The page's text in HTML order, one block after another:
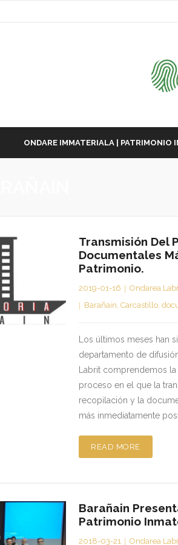
ONDARE IMMATERIALA | PATRIMONIO
Transmisión Del
Documentales
Patrimonio.
2019-01-16 Ondarea
Barañain,Carcastillo,
Los últimos meses han
departamento de
Labrit comprendemos
proceso en el que la
recopilación y la
más inmediatamente
READ MORE
Barañain
Patrimonio
2018-03-21 Ondarea